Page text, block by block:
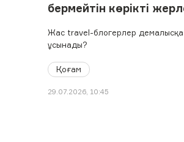
бермейтін көрікті
Жас travel-блогерлер
ұсынады?
Қоғам
29.07.2026, 10:45